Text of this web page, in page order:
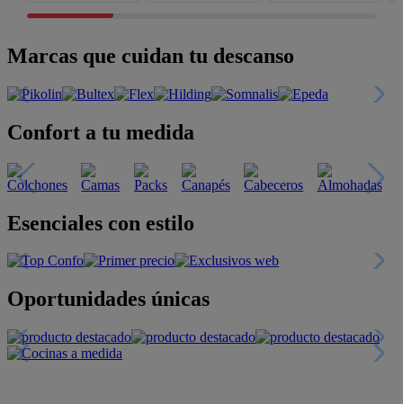
Marcas que cuidan tu descanso
Confort a tu medida
Esenciales con estilo
Oportunidades únicas